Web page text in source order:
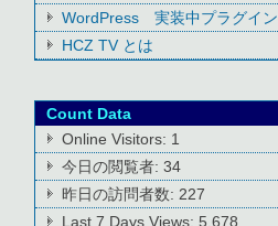
WordPress 実装中プラグイン
HCZ TV とは
Count Data
Online Visitors: 1
今日の閲覧者:34
昨日の訪問者数: 227
Last 7 Days Views: 5,678